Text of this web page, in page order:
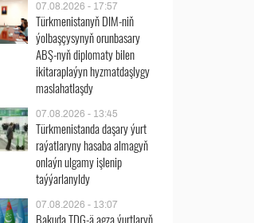
07.08.2026 - 17:57
Türkmenistanyň DIM-niň
ýolbaşçysynyň orunbasary
ABŞ-nyň diplomaty bilen
ikitaraplaýyn hyzmatdaşlygy
maslahatlaşdy
07.08.2026 - 13:45
Türkmenistanda daşary ýurt
raýatlaryny hasaba almagyň
onlaýn ulgamy işlenip
taýýarlanyldy
07.08.2026 - 13:07
Bakuda TDG-ä agza ýurtlaryň